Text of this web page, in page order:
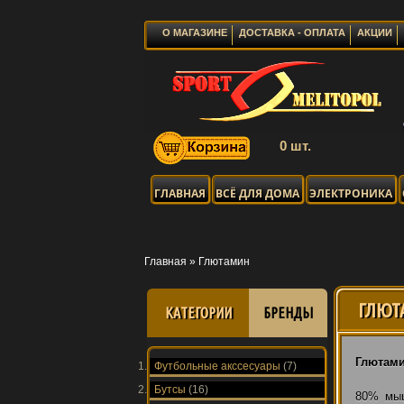
О МАГАЗИНЕ ДОСТАВКА - ОПЛАТА АКЦИИ
0 шт.
ГЛАВНАЯ ВСЁ ДЛЯ ДОМА ЭЛЕКТРОНИКА
Главная » Глютамин
КАТЕГОРИИ БРЕНДЫ
Футбольные акссесуары (7)
Бутсы (16)
80%